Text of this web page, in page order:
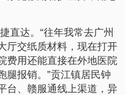
达。“往年我常去广州
厅交纸质材料，现在打开
费用还能直接在外地医院
腿报销。”贡江镇居民钟
台、赣服通线上渠道，异